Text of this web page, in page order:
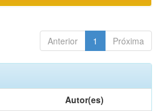
Anterior 1 Próxima
Autor(es)